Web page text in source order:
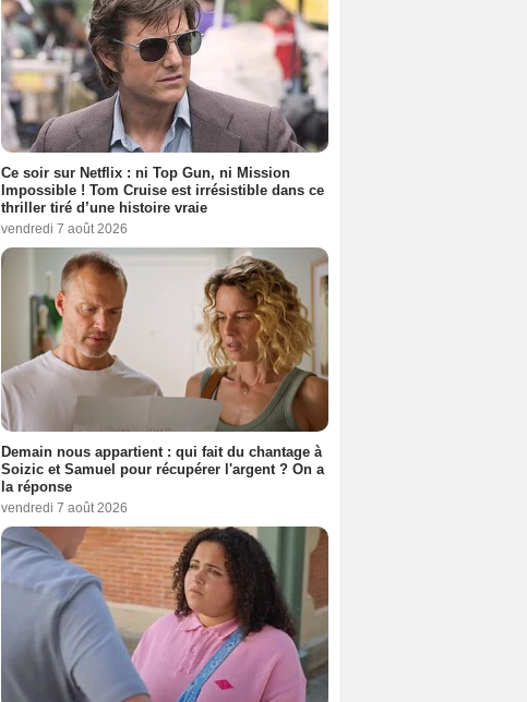
Ce soir sur Netflix : ni Top Gun, ni Mission
Impossible ! Tom Cruise est irrésistible dans ce
thriller tiré d’une histoire vraie
vendredi 7 août 2026
Demain nous appartient : qui fait du chantage à
Soizic et Samuel pour récupérer l'argent ? On a
la réponse
vendredi 7 août 2026